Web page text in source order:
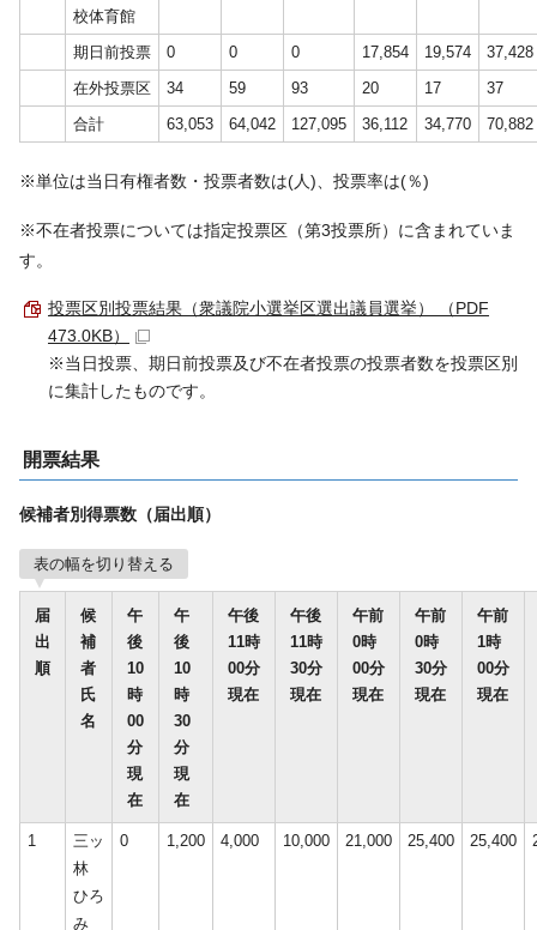
校体育館
期日前投票
0 0 0 17,854 19,574
37,428
在外投票区
34 59 93 20 17
37
合計
63,053 64,042 127,095 36,112 34,770 70,882
※単位は当日有権者数・投票者数は(人)、投票率は(％)
※不在者投票については指定投票区（第3投票所）に含まれていま
す。
投票区別投票結果（衆議院小選挙区選出議員選挙） （PDF
473.0KB）
※当日投票、期日前投票及び不在者投票の投票者数を投票区別
に集計したものです。
開票結果
候補者別得票数（届出順）
表の幅を切り替える
届
出
順
候
補
者
氏
名
午
後
10
時
00
分
現
在
午
後
10
時
30
分
現
在
午後
11時
00分
現在
午後
11時
30分
現在
午前
0時
00分
現在
午前
0時
30分
現在
午前
1時
00分
現在
1
三ッ
林
ひろ
み
0 1,200 4,000 10,000 21,000 25,400 25,400